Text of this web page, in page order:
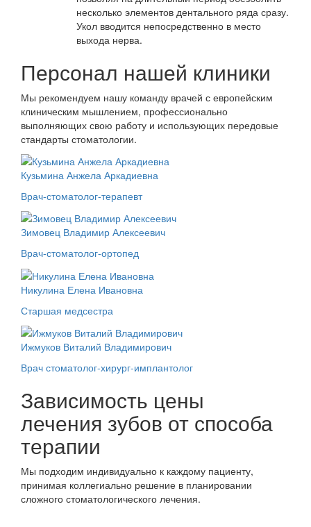
несколько элементов дентального ряда сразу.
Укол вводится непосредственно в место
выхода нерва.
Персонал нашей клиники
Мы рекомендуем нашу команду врачей с европейским
клиническим мышлением, профессионально
выполняющих свою работу и использующих передовые
стандарты стоматологии.
Кузьмина Анжела Аркадиевна
Врач-стоматолог-терапевт
Зимовец Владимир Алексеевич
Врач-стоматолог-ортопед
Никулина Елена Ивановна
Старшая медсестра
Ижмуков Виталий Владимирович
Врач стоматолог-хирург-имплантолог
Зависимость цены
лечения зубов от способа
терапии
Мы подходим индивидуально к каждому пациенту,
принимая коллегиально решение в планировании
сложного стоматологического лечения.